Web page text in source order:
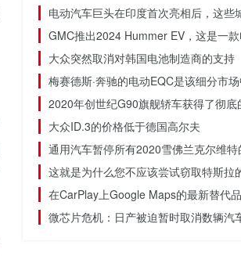
电动汽车巨头在印度首次亮相后，这
GMC推出2024 Hummer EV，这是一
大众突然取消对韩国电池制造商的支持
梅赛德斯·奔驰的电动EQC是该细分市场
2020年创世纪G90旗舰轿车获得了彻底
大众ID.3的价格低于德国高尔夫
通用汽车暂停所有2020雪佛兰克尔维特
这就是为什么您不应该尝试窃取特斯拉
在CarPlay上Google Maps的最新替代品
微芯片危机：日产被迫暂时取消数辆汽